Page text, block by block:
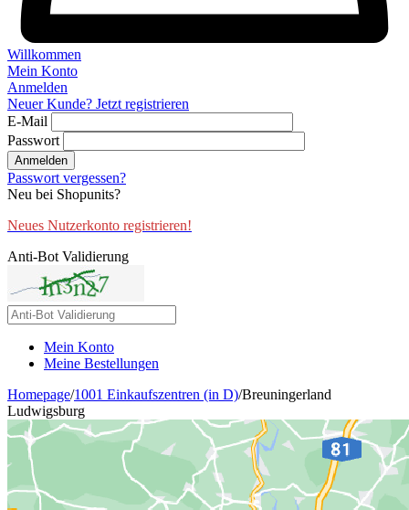
Willkommen
Mein Konto
Anmelden
Neuer Kunde? Jetzt registrieren
E-Mail
Passwort
Anmelden
Passwort vergessen?
Neu bei Shopunits?
Neues Nutzerkonto registrieren!
Anti-Bot Validierung
Mein Konto
Meine Bestellungen
Homepage/1001 Einkaufszentren (in D)/Breuningerland
Ludwigsburg